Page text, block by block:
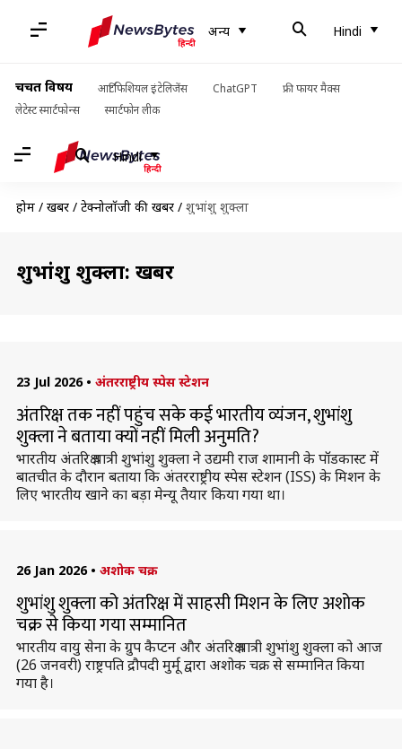
अन्य Hindi
चर्चित विषय आर्टिफिशियल इंटेलिजेंस ChatGPT
फ्री फायर मैक्स
लेटेस्ट स्मार्टफोन्स
स्मार्टफोन लीक
Hindi
होम / खबरें / टेक्नोलॉजी की खबरें / शुभांशु शुक्ला
शुभांशु शुक्ला: खबरें
23 Jul 2026 • अंतरराष्ट्रीय स्पेस स्टेशन
अंतरिक्ष तक नहीं पहुंच सके कई भारतीय व्यंजन, शुभांशु
शुक्ला ने बताया क्यों नहीं मिली अनुमति?
भारतीय अंतरिक्ष यात्री शुभांशु शुक्ला ने उद्यमी राज शामानी के पॉडकास्ट में
बातचीत के दौरान बताया कि अंतरराष्ट्रीय स्पेस स्टेशन (ISS) के मिशन के
लिए भारतीय खाने का बड़ा मेन्यू तैयार किया गया था।
26 Jan 2026 • अशोक चक्र
शुभांशु शुक्ला को अंतरिक्ष में साहसी मिशन के लिए अशोक
चक्र से किया गया सम्मानित
भारतीय वायु सेना के ग्रुप कैप्टन और अंतरिक्ष यात्री शुभांशु शुक्ला को आज
(26 जनवरी) राष्ट्रपति द्रौपदी मुर्मू द्वारा अशोक चक्र से सम्मानित किया
गया है।